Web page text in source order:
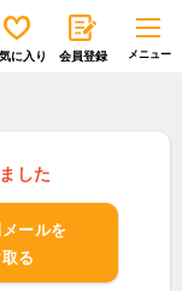
に入り 会員登録
した
ールを
る